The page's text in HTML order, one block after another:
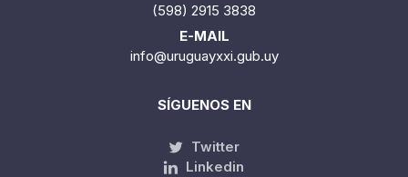
(598) 2915 3838
E-MAIL
info@uruguayxxi.gub.uy
SÍGUENOS EN
Twitter
Linkedin